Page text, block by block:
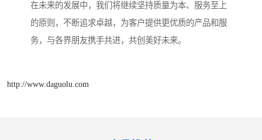
在未来的发展中，我们将继续坚持质量为本、服务至上
的原则，不断追求卓越，为客户提供更优质的产品和服
务，与各界朋友携手共进，共创美好未来。
http://www.daguolu.com